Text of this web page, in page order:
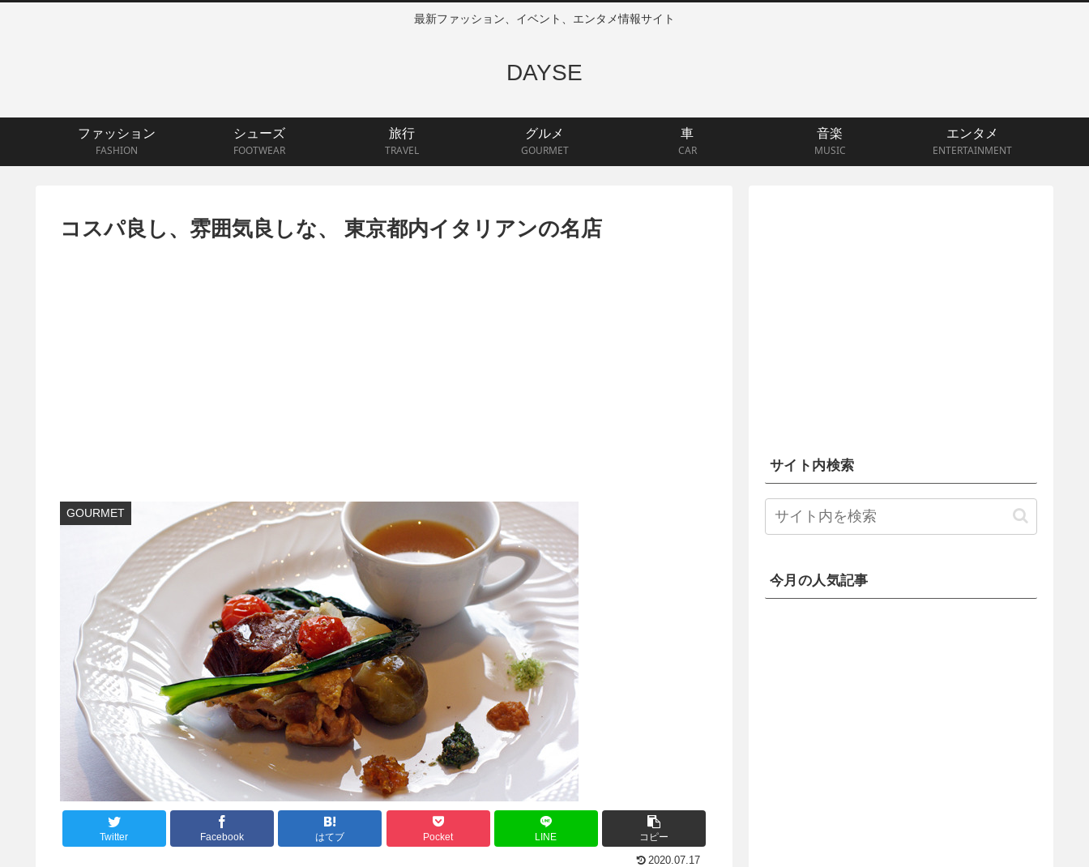
最新ファッション、イベント、エンタメ情報サイト
DAYSE
ファッション
FASHION
シューズ
FOOTWEAR
旅行
TRAVEL
グルメ
GOURMET
車
CAR
音楽
MUSIC
エンタメ
ENTERTAINMENT
コスパ良し、雰囲気良しな、 東京都内イタリアンの名店
GOURMET
Twitter Facebook はてブ Pocket LINE コピー
2020.07.17
サイト内検索
今月の人気記事